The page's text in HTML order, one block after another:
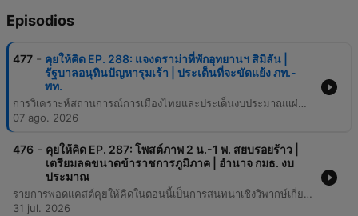
Episodios
477 - คุยให้คิด EP. 288: แจงดราม่าที่พักอุทยานฯ สิมิลัน |
รัฐบาลอนุทินปัญหารุมเร้า | ประเด็นที่จะขัดแย้ง ภท.-
พท.
การวิเคราะห์สถานการณ์การเมืองไทยและประเด็นงบประมาณแผ่นดิน โดยเน้นไปที่ความสัมพันธ์ระหว่างพรรคเพื่อไทยและพรรคภูมิใจไทย ท่ามกลางกระแสข่าวเรื่องการรวมกลุ่มทางการเมือง นอกจากนี้ยังมีการเจาะลึกถึงปัญหาภาระหนี้สินของธนาคารเพื่อการเกษตรและสหกรณ์การเกษตร (ธ.ก.ส.) ที่เกิดจากการดำเนินนโยบายรัฐ และความเสี่ยงต่อวินัยการเงินการคลังตามมาตรา 28 ของพระราชบัญญัติวินัยการเงินการคลังฯ เนื้อหายังครอบคลุมถึงประเด็นงบประมาณนอกงบประมาณของหน่วยงานรัฐ ความโปร่งใสในการใช้จ่ายเงินกองทุนต่างๆ รวมถึงการชี้แจงข้อเท็จจริงกรณีดราม่าบ้านพักอุทยานแห่งชาติหมู่เกาะสิมิลัน โดยผู้ดำเนินรายการได้นำเสนอข้อมูลเชิงลึกเกี่ยวกับการตรวจสอบงบประมาณและการติดตามการทำงานของภาครัฐเพื่อประโยชน์ของประชาชน
07 ago. 2026
476 - คุยให้คิด EP. 287: โพสต์ภาพ 2 น.-1 พ. สยบรอยร้าว |
เตรียมลดขนาดข้าราชการภูมิภาค | อำนาจ กมธ. งบ
ประมาณ
รายการพอดแคสต์คุยให้คิดในตอนนี้เป็นการสนทนาเชิงวิพากษ์เกี่ยวกับสถานการณ์การเมืองไทย โดยเน้นไปที่ประเด็นความสัมพันธ์ระหว่างขั้วอำนาจทางการเมือง การแต่งตั้งข้าราชการระดับสูง และข้อสงสัยเรื่องความโปร่งใสในการได้มาซึ่งสมาชิก สว. ชุดปัจจุบัน นอกจากนี้ยังมีการหยิบยกประเด็นงบประมาณนอกงบประมาณที่มีจำนวนมหาศาลในหน่วยงานต่างๆ เช่น ประกันสังคมและองค์กรปกครองส่วนท้องถิ่น รวมถึงการวิเคราะห์โครงการโครงสร้างพื้นฐานอย่าง Land Bridge และปัญหาการทุจริตในการสอบท้องถิ่น เนื้อหาเป็นการนำเสนอข้อสังเกตเชิงลึกเกี่ยวกับกลไกอำนาจและการตรวจสอบผ่านมุมมองของผู้ดำเนินรายการ
31 jul. 2026